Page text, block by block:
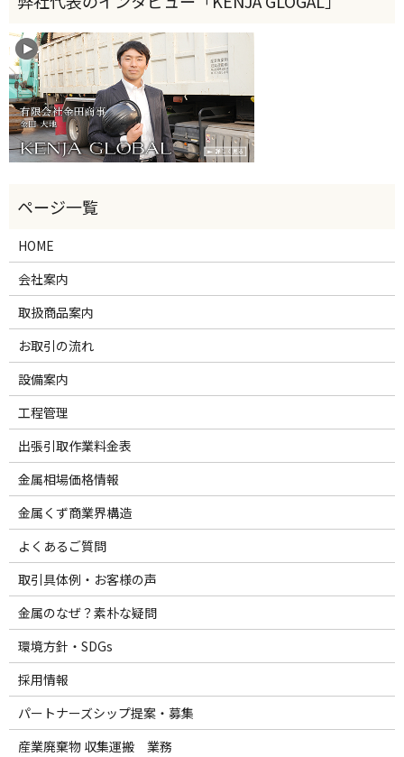
HOME
会社案内
取扱商品案内
お取引の流れ
設備案内
工程管理
出張引取作業料金表
金属相場価格情報
金属くず商業界構造
よくあるご質問
取引具体例・お客様の声
金属のなぜ？素朴な疑問
環境方針・SDGs
採用情報
パートナーズシップ提案・募集
産業廃棄物 収集運搬 業務